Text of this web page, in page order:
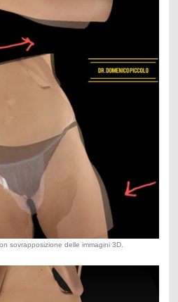
sovrapposizione delle immagini 3D.